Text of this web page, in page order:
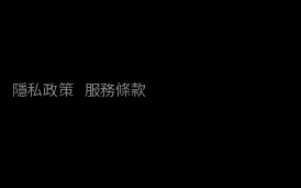
隱私政策 服務條款